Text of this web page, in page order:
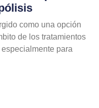
como una opción
de los tratamientos
para